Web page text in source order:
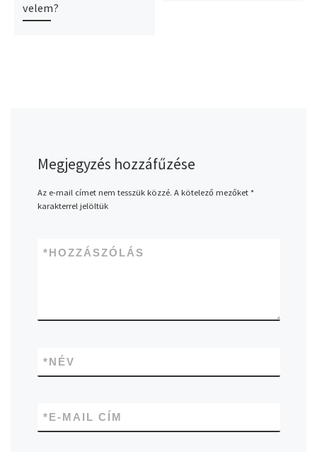
velem?
Megjegyzés hozzáfűzése
Az e-mail címet nem tesszük közzé. A kötelező mezőket *
karakterrel jelöltük
HOZZÁSZÓLÁS
*
NÉV
*
E-MAIL CÍM
*